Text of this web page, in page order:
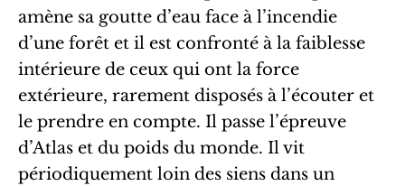
amène sa goutte d’eau face à l’incendie
d’une forêt et il est confronté à la faiblesse
intérieure de ceux qui ont la force
extérieure, rarement disposés à l’écouter et
le prendre en compte. Il passe l’épreuve
d’Atlas et du poids du monde. Il vit
périodiquement loin des siens dans un